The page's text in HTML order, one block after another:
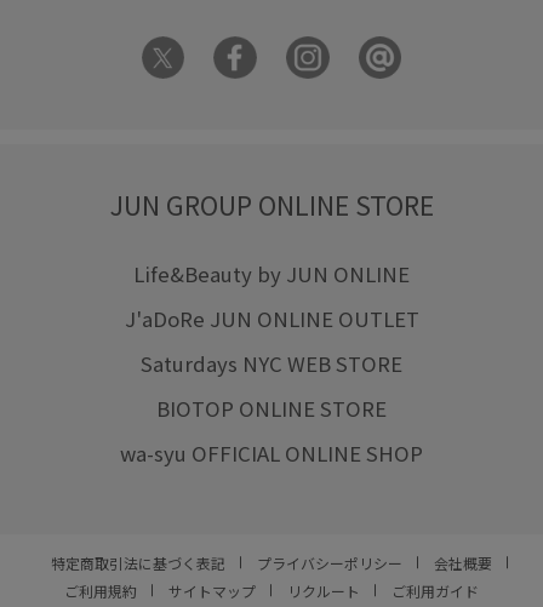
JUN GROUP ONLINE STORE
Life&Beauty by JUN ONLINE
J'aDoRe JUN ONLINE OUTLET
Saturdays NYC WEB STORE
BIOTOP ONLINE STORE
wa-syu OFFICIAL ONLINE SHOP
特定商取引法に基づく表記 プライバシーポリシー
会社概要
ご利用規約
サイトマップ リクルート ご利用ガイド